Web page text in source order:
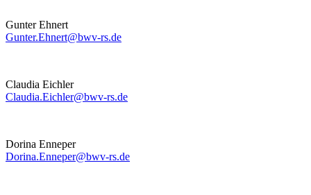
Gunter Ehnert
Gunter.Ehnert@bwv-rs.de
Claudia Eichler
Claudia.Eichler@bwv-rs.de
Dorina Enneper
Dorina.Enneper@bwv-rs.de